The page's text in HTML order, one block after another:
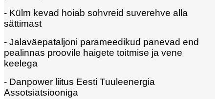
- Külm kevad hoiab sohvreid suverehve alla
sättimast
- Jalaväepataljoni parameedikud panevad end
pealinnas proovile haigete toitmise ja vene
keelega
- Danpower liitus Eesti Tuuleenergia
Assotsiatsiooniga